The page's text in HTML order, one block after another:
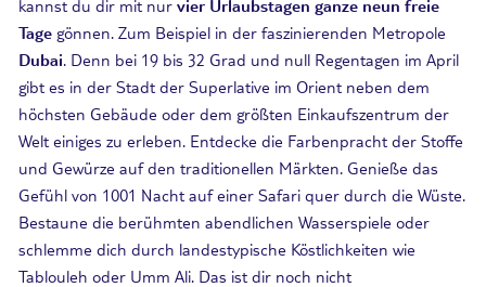
kannst du dir mit nur vier Urlaubstagen ganze neun freie
Tage gönnen. Zum Beispiel in der faszinierenden Metropole
Dubai . Denn bei 19 bis 32 Grad und null Regentagen im April
gibt es in der Stadt der Superlative im Orient neben dem
höchsten Gebäude oder dem größten Einkaufszentrum der
Welt einiges zu erleben. Entdecke die Farbenpracht der Stoffe
und Gewürze auf den traditionellen Märkten. Genieße das
Gefühl von 1001 Nacht auf einer Safari quer durch die Wüste.
Bestaune die berühmten abendlichen Wasserspiele oder
schlemme dich durch landestypische Köstlichkeiten wie
Tablouleh oder Umm Ali. Das ist dir noch nicht